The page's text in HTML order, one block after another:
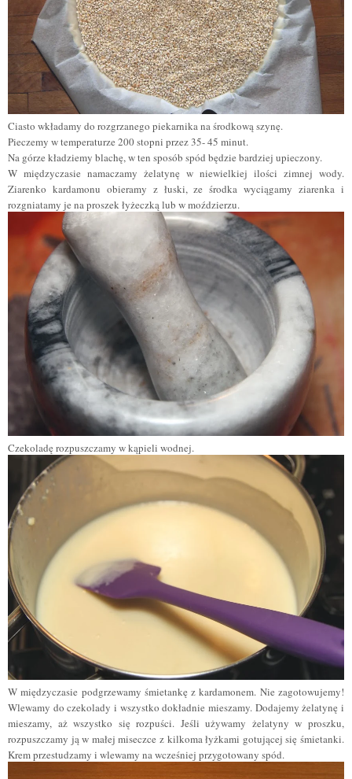
Ciasto wkładamy do rozgrzanego piekarnika na środkową szynę.
Pieczemy w temperaturze 200 stopni przez 35- 45 minut.
Na górze kładziemy blachę, w ten sposób spód będzie bardziej upieczony.
W międzyczasie namaczamy żelatynę w niewielkiej ilości zimnej wody.
Ziarenko kardamonu obieramy z łuski, ze środka wyciągamy ziarenka i
rozgniatamy je na proszek łyżeczką lub w moździerzu.
Czekoladę rozpuszczamy w kąpieli wodnej.
W międzyczasie podgrzewamy śmietankę z kardamonem. Nie zagotowujemy!
Wlewamy do czekolady i wszystko dokładnie mieszamy. Dodajemy żelatynę i
mieszamy, aż wszystko się rozpuści. Jeśli używamy żelatyny w proszku,
rozpuszczamy ją w małej miseczce z kilkoma łyżkami gotującej się śmietanki.
Krem przestudzamy i wlewamy na wcześniej przygotowany spód.